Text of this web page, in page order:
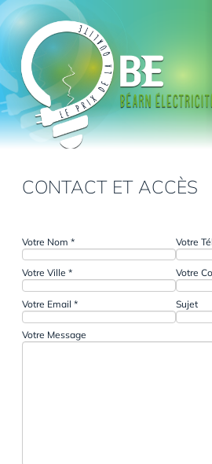
Aller
au
contenu
principal
CONTACT ET ACCÈS
Votre Nom *
Votre Ville *
Votre Email *
Votre
Votre
Sujet
Votre Message